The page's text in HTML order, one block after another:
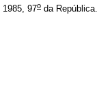
1985, 97o da República.